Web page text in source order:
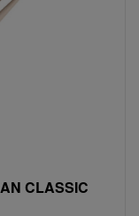
CLASSIC